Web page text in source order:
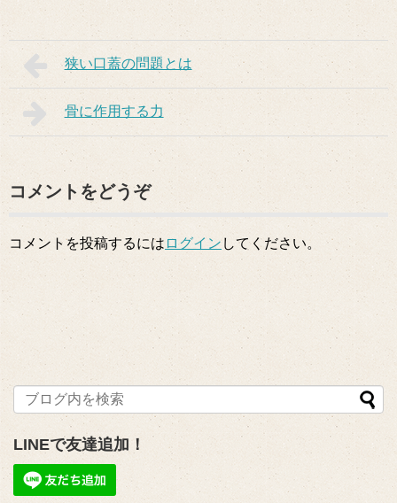
狭い口蓋の問題とは
骨に作用する力
コメントをどうぞ
コメントを投稿するには ログイン してください。
LINEで友達追加！